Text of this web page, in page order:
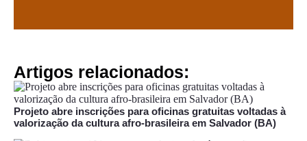
Artigos relacionados:
Projeto abre inscrições para oficinas gratuitas voltadas à
valorização da cultura afro-brasileira em Salvador (BA)